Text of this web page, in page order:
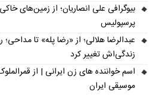
بیوگرافی علی انصاریان؛ از زمین‌های
پرسپولیس
عبدالرضا هلالی؛ از «رضا پله» تا
زندگی‌اش تغییر کرد
اسم خواننده های زن ایرانی | از
موسیقی ایران